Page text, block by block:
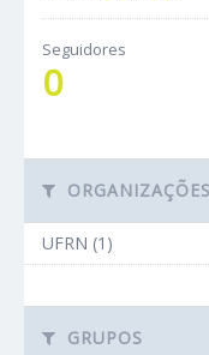
Seguidores
0
ORGANIZAÇÕES
UFRN (1)
GRUPOS